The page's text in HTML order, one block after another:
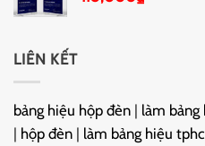
LIÊN KẾT
bảng hiệu hộp đèn | làm bảng
| hộp đèn | làm bảng hiệu